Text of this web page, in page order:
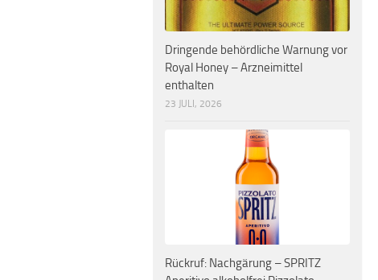
Dringende behördliche Warnung vor
Royal Honey – Arzneimittel
enthalten
23 JULI, 2026
Rückruf: Nachgärung – SPRITZ